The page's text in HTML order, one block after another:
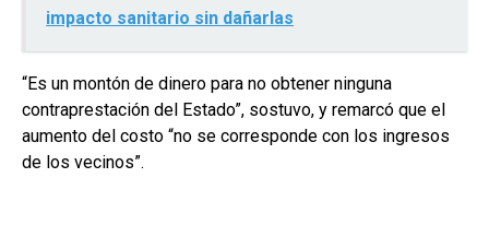
impacto sanitario sin dañarlas
“Es un montón de dinero para no obtener ninguna
contraprestación del Estado”, sostuvo, y remarcó que el
aumento del costo “no se corresponde con los ingresos
de los vecinos”.